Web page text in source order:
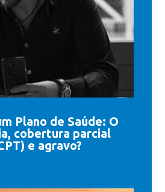
Plano de Saúde: O
cobertura parcial
e agravo?